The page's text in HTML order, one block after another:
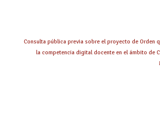
Consulta pública previa sobre el proyecto de Orden
la competencia digital docente en el ámbito de